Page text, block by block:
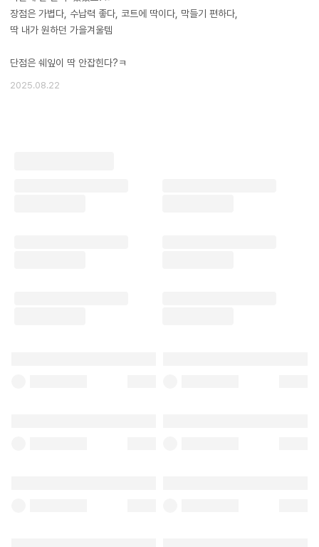
장점은 가볍다, 수납력 좋다, 코트에 딱이다, 막들기 편하다,
딱 내가 원하던 가을겨울템
2025.08.22